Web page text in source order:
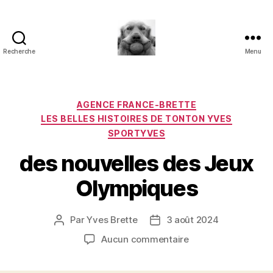
Recherche
paradoxe
en
fleur
Menu
Catégories
AGENCE FRANCE-BRETTE
LES BELLES HISTOIRES DE TONTON YVES
SPORTYVES
des nouvelles des Jeux
Olympiques
Auteur
l’article
ParYves Brette
Date3 août 2024
Aucun commentairesur